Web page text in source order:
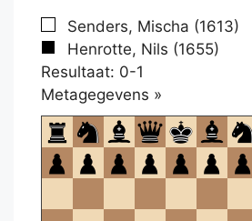
Senders, Mischa (1613)
Henrotte, Nils (1655)
Resultaat: 0-1
Metagegevens »
om
te
openen.